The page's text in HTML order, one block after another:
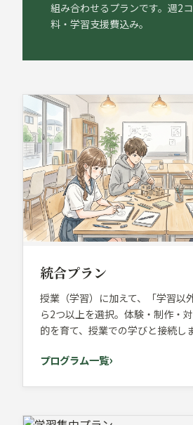
組み合わせるプランです。週2
料・学習支援費込み。
統合プラン
授業（学習）に加えて、「学習以
ら2つ以上を選択。体験・制作・
的を育て、授業での学びと接続し
プログラム一覧